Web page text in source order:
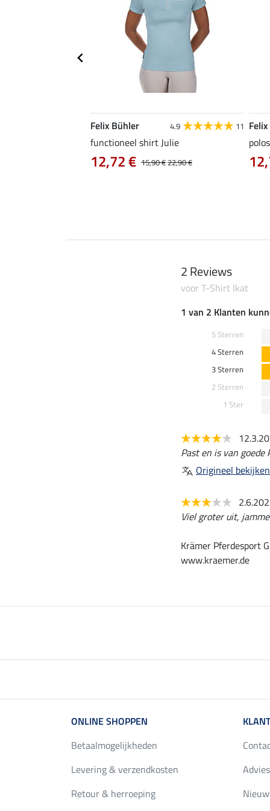
Felix Bühler 4.9 11
functioneel shirt Julie
15,90 €22,90 €
12,72 €
2 Reviews
voor T-Shirt Ikat
1 van 2 Klanten
5 Sterren
4 Sterren
3 Sterren
2 Sterren
1 Ster
Past en is van
Origineel bekijken
Viel groter uit,
Krämer Pferdesport
www.kraemer.de
ONLINE SHOPPEN
Betaalmogelijkheden
Levering & verzendkosten
Retour & herroeping